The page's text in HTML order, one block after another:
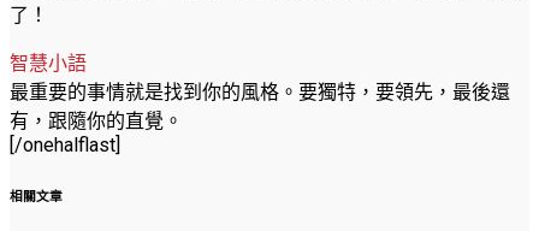
了！
智慧小語
最重要的事情就是找到你的風格。要獨特，要領先，最後還
有，跟隨你的直覺。
[/onehalflast]
相關文章